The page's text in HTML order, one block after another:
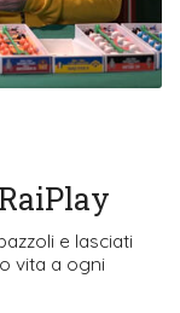
e lasciati
vita a ogni